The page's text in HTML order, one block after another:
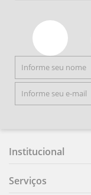
Institucional
Serviços